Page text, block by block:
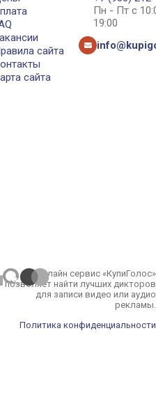
сайта
сайта
Пн - Пт с
19:00
Онлайн сервис «КупиГолос»
позволяет найти лучших дикторов
для записи видео или аудио
рекламы.
Политика конфиденциальности